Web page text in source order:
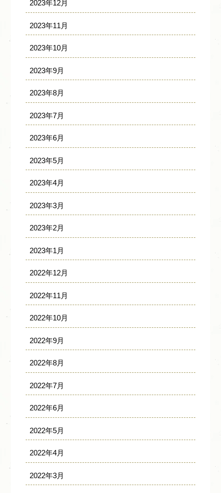
2023年12月
2023年11月
2023年10月
2023年9月
2023年8月
2023年7月
2023年6月
2023年5月
2023年4月
2023年3月
2023年2月
2023年1月
2022年12月
2022年11月
2022年10月
2022年9月
2022年8月
2022年7月
2022年6月
2022年5月
2022年4月
2022年3月